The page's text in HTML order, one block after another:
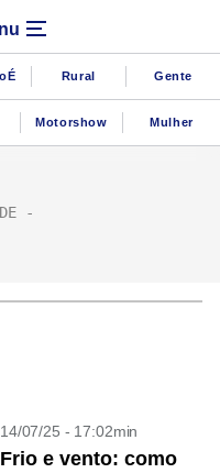
Rural Gente
Motorshow Mulher
14/07/25 - 17:02min
Frio e vento: como